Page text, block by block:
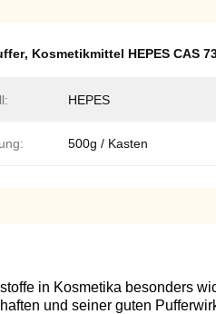
, Kosmetikmittel HEPES CAS
HEPES
500g / Kasten
in Kosmetika besonders
und seiner guten